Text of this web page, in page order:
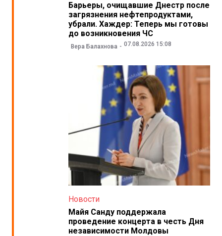
Барьеры, очищавшие Днестр после
загрязнения нефтепродуктами,
убрали. Хаждер: Теперь мы готовы
до возникновения ЧС
Вера Балахнова 07.08.2026 15:08
Новости
Майя Санду поддержала
проведение концерта в честь Дня
независимости Молдовы